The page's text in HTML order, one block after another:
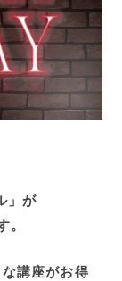
」が
講座がお得